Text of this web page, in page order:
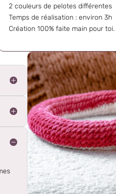
2 couleurs de pelotes différentes
Temps de réalisation : environ 3h
Création 100% faite main pour toi.